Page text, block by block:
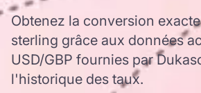
Obtenez la conversion
sterling grâce aux données
USD/GBP fournies par
l'historique des taux.